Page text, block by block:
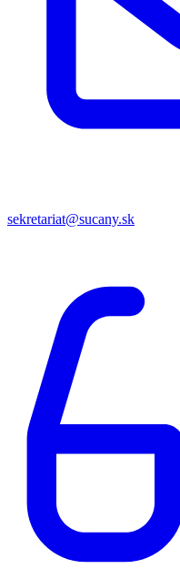
sekretariat@sucany.sk